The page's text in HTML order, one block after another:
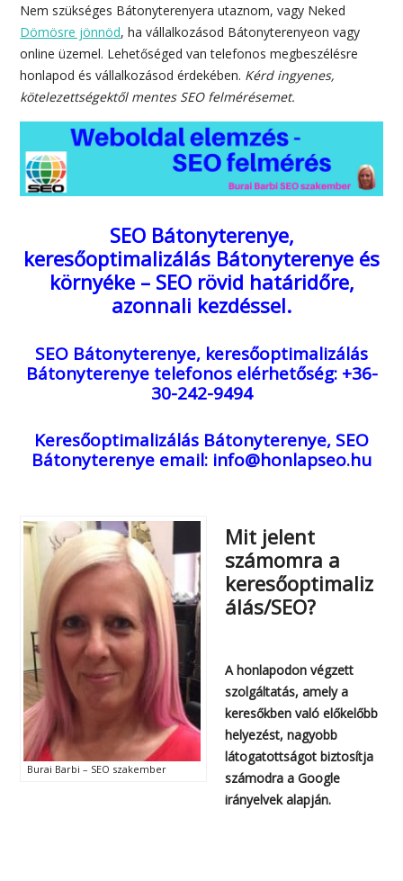
Nem szükséges Bátonyterenyera utaznom, vagy Neked
Dömösre jönnöd, ha vállalkozásod Bátonyterenyeon vagy
online üzemel. Lehetőséged van telefonos megbeszélésre
honlapod és vállalkozásod érdekében. Kérd ingyenes,
kötelezettségektől mentes SEO felmérésemet.
SEO Bátonyterenye,
keresőoptimalizálás Bátonyterenye és
környéke – SEO rövid határidőre,
azonnali kezdéssel.
SEO Bátonyterenye, keresőoptimalizálás
Bátonyterenye telefonos elérhetőség: +36-
30-242-9494
Keresőoptimalizálás Bátonyterenye, SEO
Bátonyterenye email: info@honlapseo.hu
Burai Barbi – SEO szakember
Mit jelent
számomra a
keresőoptimaliz
álás/SEO?
A honlapodon végzett
szolgáltatás, amely a
keresőkben való előkelőbb
helyezést, nagyobb
látogatottságot biztosítja
számodra a Google
irányelvek alapján.